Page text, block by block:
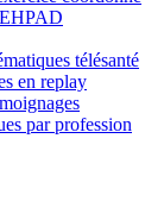
télésanté
en replay
par profession